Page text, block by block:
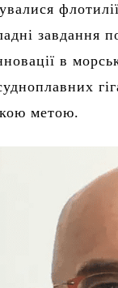
завдання
в
метою.